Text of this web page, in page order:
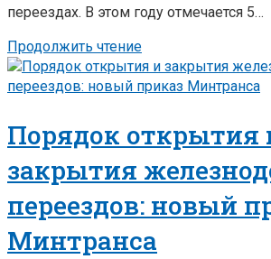
переездах. В этом году отмечается 5…
Продолжить чтение
Порядок открытия
закрытия
переездов: новый
Минтранса